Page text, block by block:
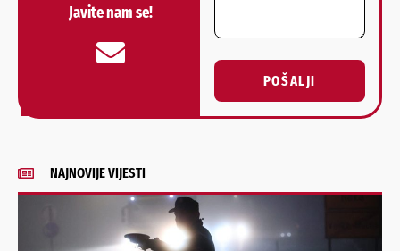
Javite nam se!
POŠALJI
Alternative:
NAJNOVIJE VIJESTI